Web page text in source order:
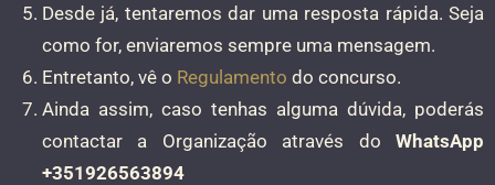
Desde já, tentaremos dar uma resposta rápida. Seja
como for, enviaremos sempre uma mensagem.
Entretanto, vê o Regulamento do concurso.
Ainda assim, caso tenhas alguma dúvida, poderás
contactar a Organização através do WhatsApp
+351926563894